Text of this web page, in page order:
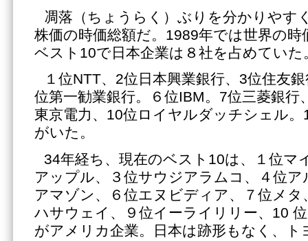
凋落（ちょうらく）ぶりを分かりやす
株価の時価総額だ。1989年では世界の
ベスト10で日本企業は８社を占めていた
１位NTT、2位日本興業銀行、3位住友
位第一勧業銀行。６位IBM。7位三菱銀行
東京電力、10位ロイヤルダッチシェル
がいた。
34年経ち、現在のベスト10は、１位マ
アップル、３位サウジアラムコ、４位
アマゾン、６位エヌビディア、７位メタ
ハサウェイ、９位イーライリリー、10
がアメリカ企業。日本は跡形もなく、ト